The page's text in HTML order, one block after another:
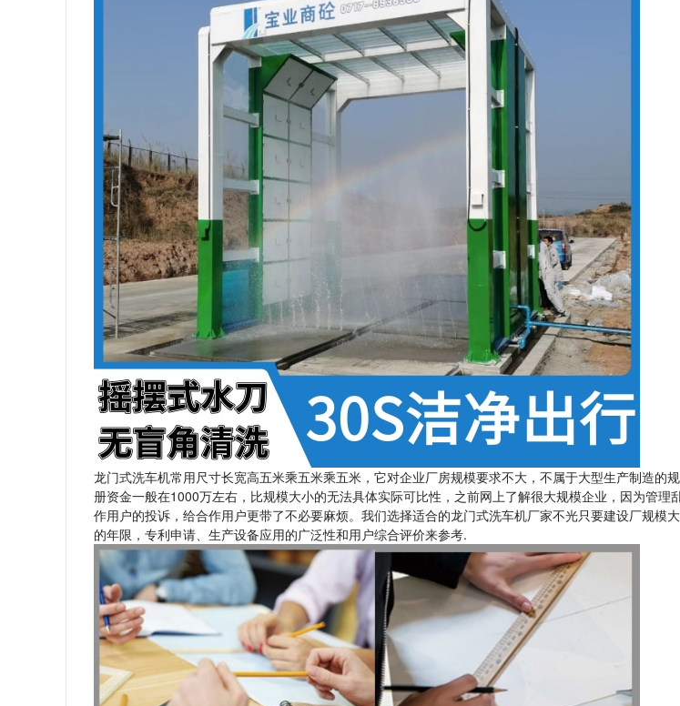
龙门式洗车机常用尺寸长宽高五米乘五米乘五米，它对企业厂房规模要求不大，不属于大型生产制造的
册资金一般在1000万左右，比规模大小的无法具体实际可比性，之前网上了解很大规模企业，因为管理
作用户的投诉，给合作用户更带了不必要麻烦。我们选择适合的龙门式洗车机厂家不光只要建设厂规模
的年限，专利申请、生产设备应用的广泛性和用户综合评价来参考.